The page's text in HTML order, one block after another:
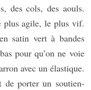
des cols, des aouls.
agile, le plus vif.
satin vert à bandes
pour qu’on ne voie
avec un élastique.
de porter un soutien-